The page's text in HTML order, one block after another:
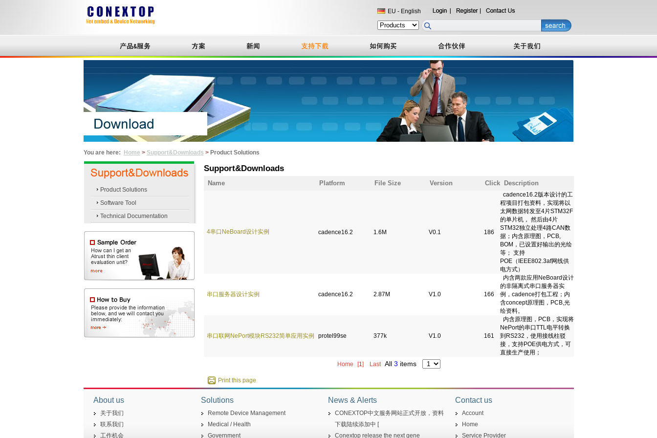
EU - English
You are here: Home > Support&Downloads >Product Solutions
Product Solutions
Software Tool
Technical Documentation
Support&Downloads
Name Platform File Size Version Click Description
4串口NeBoard设计实例 cadence16.2 1.6M V0.1 186
cadence16.2版本设计的工
程项目打包资料，实现将以
太网数据转发至4片STM32F
的单片机， 然后由4片
STM32独立处理4路CAN数
据；内含原理图，PCB,
BOM，已设置好输出的光绘
等； 支持
POE（IEEE802.3af网线供
电方式）
串口服务器设计实例 cadence16.2 2.87M V1.0 166
内含两款应用NeBoard设计
的非隔离式串口服务器实
例，cadence打包工程；内
含concept原理图，PCB,光
绘资料。
串口联网NePort模块RS232简单应用实例 protel99se 377k V1.0 161
内含原理图，PCB，实现将
NePort的串口TTL电平转换
到RS232，使用接线柱驳
接，支持POE供电方式，可
直接生产使用；
Home
[1] LastAll 3 items
Print this page
About us
关于我们
联系我们
工作机会
Solutions
Remote Device Management
Medical / Health
Government
News & Alerts
CONEXTOP中文服务网站正式开放，资料
下载陆续添加中 [
Conextop release the next gene
Contact us
Account
Home
Service Provider